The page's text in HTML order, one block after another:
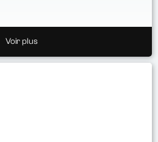
Voir plus